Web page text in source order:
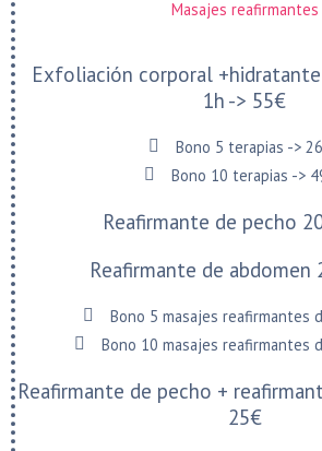
Masajes reafirmantes
Exfoliación corporal +hidratante
1h -> 55€
Bono 5 terapias ->
Bono 10 terapias ->
Reafirmante de pecho
Reafirmante de abdomen
Bono 5 masajes reafirmantes
Bono 10 masajes reafirmantes
Reafirmante de pecho +
25€